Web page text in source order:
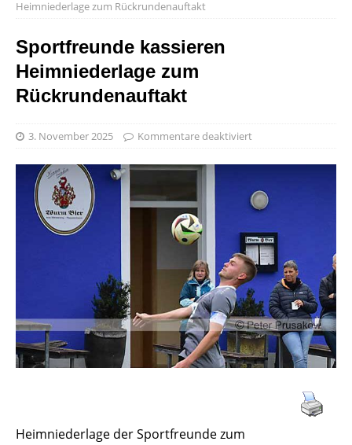
Heimniederlage zum Rückrundenauftakt
Sportfreunde kassieren
Heimniederlage zum
Rückrundenauftakt
3. November 2025 Kommentare deaktiviert
Heimniederlage der Sportfreunde zum